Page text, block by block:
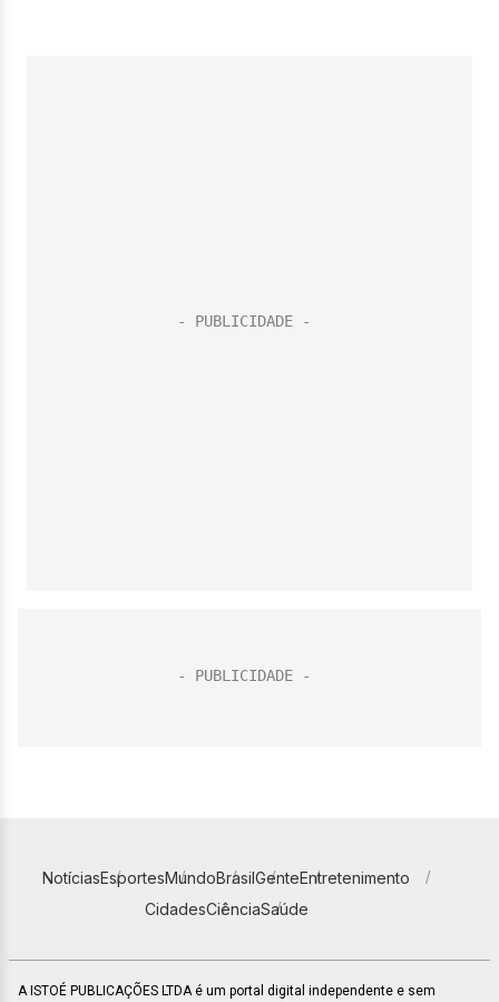
NotíciasEsportesMundoBrasilGenteEntretenimento
CidadesCiênciaSaúde
A ISTOÉ PUBLICAÇÕES LTDA é um portal digital independente e sem